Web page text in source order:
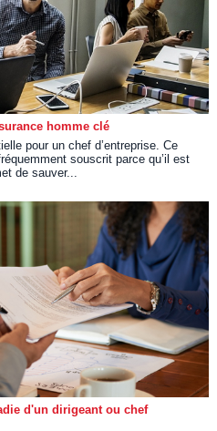
homme clé
pour un chef d’entreprise. Ce
souscrit parce qu’il est
de sauver...
d'un dirigeant ou chef